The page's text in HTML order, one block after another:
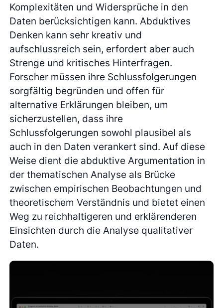
Komplexitäten und Widersprüche in den
Daten berücksichtigen kann. Abduktives
Denken kann sehr kreativ und
aufschlussreich sein, erfordert aber auch
Strenge und kritisches Hinterfragen.
Forscher müssen ihre Schlussfolgerungen
sorgfältig begründen und offen für
alternative Erklärungen bleiben, um
sicherzustellen, dass ihre
Schlussfolgerungen sowohl plausibel als
auch in den Daten verankert sind. Auf diese
Weise dient die abduktive Argumentation in
der thematischen Analyse als Brücke
zwischen empirischen Beobachtungen und
theoretischem Verständnis und bietet einen
Weg zu reichhaltigeren und erklärenderen
Einsichten durch die Analyse qualitativer
Daten.